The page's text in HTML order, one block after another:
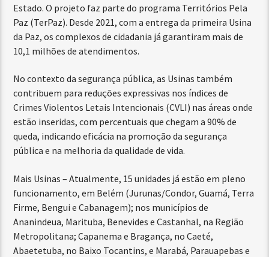
Estado. O projeto faz parte do programa Territórios Pela
Paz (TerPaz). Desde 2021, com a entrega da primeira Usina
da Paz, os complexos de cidadania já garantiram mais de
10,1 milhões de atendimentos.
No contexto da segurança pública, as Usinas também
contribuem para reduções expressivas nos índices de
Crimes Violentos Letais Intencionais (CVLI) nas áreas onde
estão inseridas, com percentuais que chegam a 90% de
queda, indicando eficácia na promoção da segurança
pública e na melhoria da qualidade de vida.
Mais Usinas – Atualmente, 15 unidades já estão em pleno
funcionamento, em Belém (Jurunas/Condor, Guamá, Terra
Firme, Bengui e Cabanagem); nos municípios de
Ananindeua, Marituba, Benevides e Castanhal, na Região
Metropolitana; Capanema e Bragança, no Caeté,
Abaetetuba, no Baixo Tocantins, e Marabá, Parauapebas e